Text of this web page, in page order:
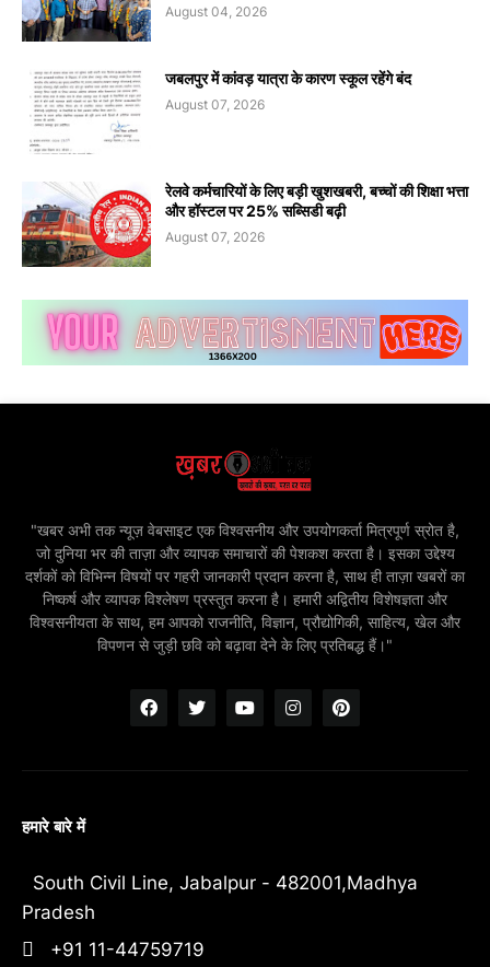
August 04, 2026
जबलपुर में कांवड़ यात्रा के कारण स्कूल रहेंगे बंद
August 07, 2026
रेलवे कर्मचारियों के लिए बड़ी खुशखबरी, बच्चों की शिक्षा भत्ता
और हॉस्टल पर 25% सब्सिडी बढ़ी
August 07, 2026
"खबर अभी तक न्यूज़ वेबसाइट एक विश्वसनीय और उपयोगकर्ता मित्रपूर्ण स्रोत है,
जो दुनिया भर की ताज़ा और व्यापक समाचारों की पेशकश करता है। इसका उद्देश्य
दर्शकों को विभिन्न विषयों पर गहरी जानकारी प्रदान करना है, साथ ही ताज़ा खबरों का
निष्कर्ष और व्यापक विश्लेषण प्रस्तुत करना है। हमारी अद्वितीय विशेषज्ञता और
विश्वसनीयता के साथ, हम आपको राजनीति, विज्ञान, प्रौद्योगिकी, साहित्य, खेल और
विपणन से जुड़ी छवि को बढ़ावा देने के लिए प्रतिबद्ध हैं।"
हमारे बारे में
South Civil Line, Jabalpur - 482001,Madhya
Pradesh
+91 11-44759719